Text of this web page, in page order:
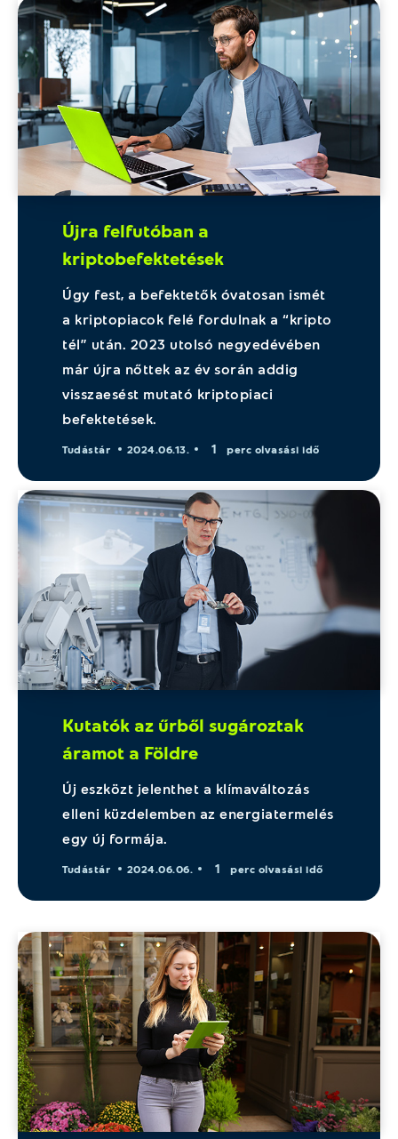
Újra felfutóban a
kriptobefektetések
Úgy fest, a befektetők óvatosan ismét
a kriptopiacok felé fordulnak a “kripto
tél” után. 2023 utolsó negyedévében
már újra nőttek az év során addig
visszaesést mutató kriptopiaci
befektetések.
Tudástár 2024.06.13. 1 perc olvasási idő
Kutatók az űrből sugároztak
áramot a Földre
Új eszközt jelenthet a klímaváltozás
elleni küzdelemben az energiatermelés
egy új formája.
Tudástár 2024.06.06. 1 perc olvasási idő